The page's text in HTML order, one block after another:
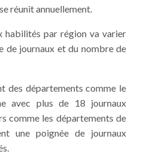
réunit annuellement.
habilités par région va varier
de journaux et du nombre de
des départements comme le
avec plus de 18 journaux
comme les départements de
une poignée de journaux